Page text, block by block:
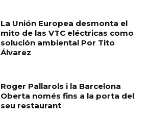
La Unión Europea desmonta el
mito de las VTC eléctricas como
solución ambiental Por Tito
Álvarez
Roger Pallarols i la Barcelona
Oberta només fins a la porta del
seu restaurant